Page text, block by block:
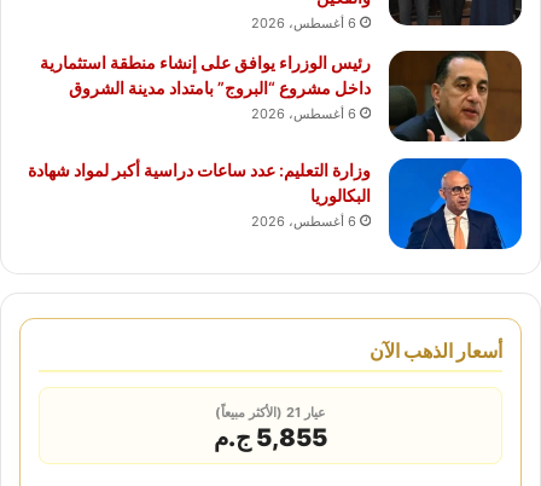
6 أغسطس، 2026
رئيس الوزراء يوافق على إنشاء منطقة استثمارية
داخل مشروع “البروج” بامتداد مدينة الشروق
6 أغسطس، 2026
وزارة التعليم: عدد ساعات دراسية أكبر لمواد شهادة
البكالوريا
6 أغسطس، 2026
أسعار الذهب الآن
عيار 21 (الأكثر مبيعاً)
5,855 ج.م